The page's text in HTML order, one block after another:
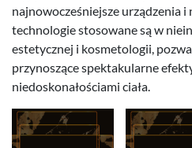
najnowocześniejsze urządzenia
technologie stosowane są w
estetycznej i kosmetologii,
przynoszące spektakularne
niedoskonałościami ciała.